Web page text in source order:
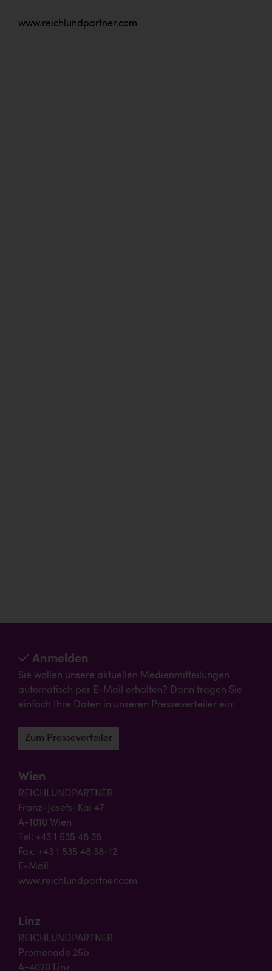
www.reichlundpartner.com
Anmelden
Sie wollen unsere aktuellen Medienmitteilungen
automatisch per E-Mail erhalten? Dann tragen Sie
einfach Ihre Daten in unseren Presseverteiler ein:
Zum Presseverteiler
Wien
REICHLUNDPARTNER
Franz-Josefs-Kai 47
A-1010 Wien
Tel: +43 1 535 48 38
Fax: +43 1 535 48 38-12
E-Mail
www.reichlundpartner.com
Linz
REICHLUNDPARTNER
Promenade 25b
A-4020 Linz